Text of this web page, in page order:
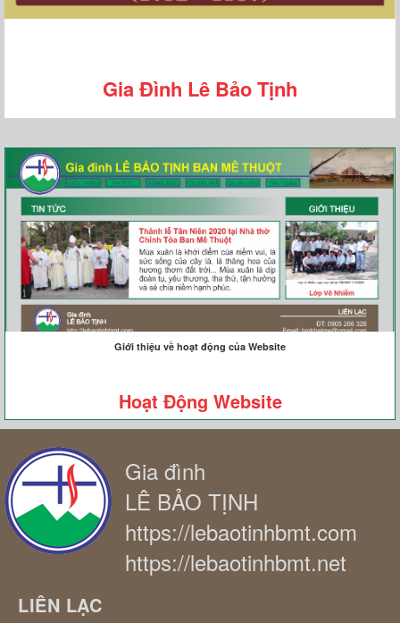
Gia Đình Lê Bảo Tịnh
Giới thiệu về hoạt động của Website
Hoạt Động Website
Gia đình
LÊ BẢO TỊNH
https://lebaotinhbmt.com
https://lebaotinhbmt.net
LIÊN LẠC